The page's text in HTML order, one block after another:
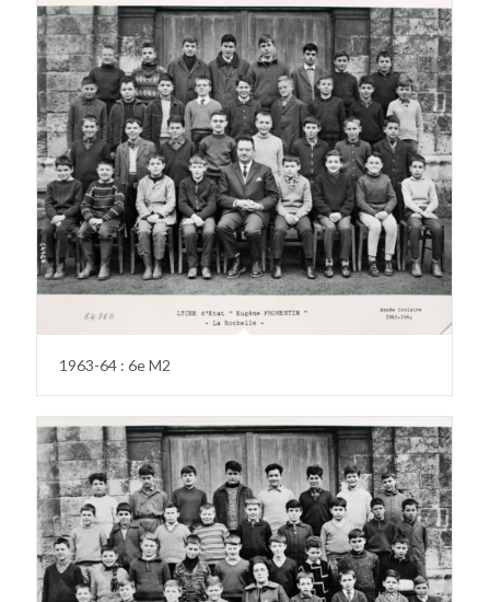
1963-64 : 6e M2